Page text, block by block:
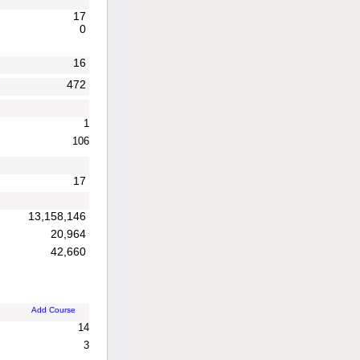
17
0
16
472
1
106
17
13,158,146
20,964
42,660
Add Course
14
3